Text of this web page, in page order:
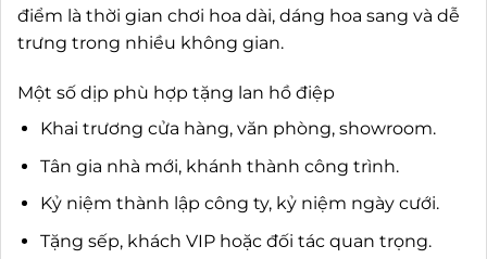
điểm là thời gian chơi hoa dài, dáng hoa sang và dễ
trưng trong nhiều không gian.
Một số dịp phù hợp tặng lan hồ điệp
Khai trương cửa hàng, văn phòng, showroom.
Tân gia nhà mới, khánh thành công trình.
Kỷ niệm thành lập công ty, kỷ niệm ngày cưới.
Tặng sếp, khách VIP hoặc đối tác quan trọng.